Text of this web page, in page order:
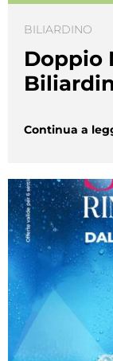
BILIARDINO
Doppio
Continua a